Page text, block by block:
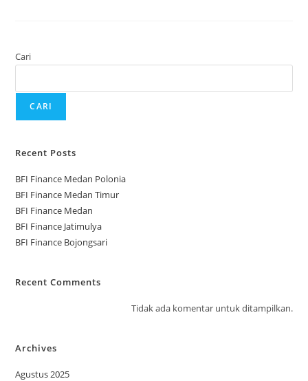
Cari
CARI
Recent Posts
BFI Finance Medan Polonia
BFI Finance Medan Timur
BFI Finance Medan
BFI Finance Jatimulya
BFI Finance Bojongsari
Recent Comments
Tidak ada komentar untuk ditampilkan.
Archives
Agustus 2025